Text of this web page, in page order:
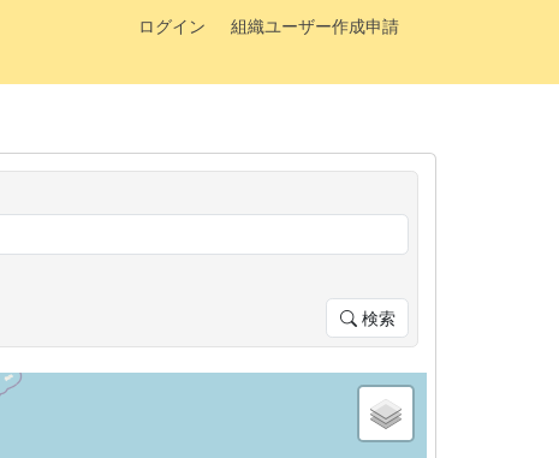
ログイン
組織ユーザー作成申請
検索